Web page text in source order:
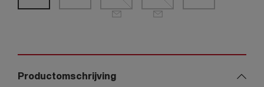
Productomschrijving